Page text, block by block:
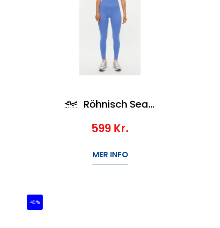
Röhnisch Seamless Soft Rib Tights
599 Kr.
MER INFO
40%